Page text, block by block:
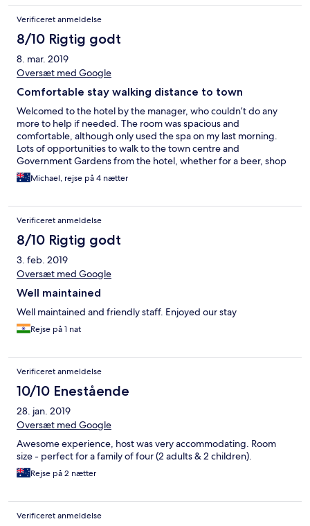
Verificeret anmeldelse
8/10 Rigtig godt
8. mar. 2019
Oversæt med Google
Comfortable stay walking distance to town
Welcomed to the hotel by the manager, who couldn’t do any
more to help if needed. The room was spacious and
comfortable, although only used the spa on my last morning.
Lots of opportunities to walk to the town centre and
Government Gardens from the hotel, whether for a beer, shop
or food. 2 supermarkets nearby to help use the cooking facilities
in room
Michael, rejse på 4 nætter
Verificeret anmeldelse
8/10 Rigtig godt
3. feb. 2019
Oversæt med Google
Well maintained
Well maintained and friendly staff. Enjoyed our stay
Rejse på 1 nat
Verificeret anmeldelse
10/10 Enestående
28. jan. 2019
Oversæt med Google
Awesome experience, host was very accommodating. Room
size - perfect for a family of four (2 adults & 2 children).
Rejse på 2 nætter
Verificeret anmeldelse